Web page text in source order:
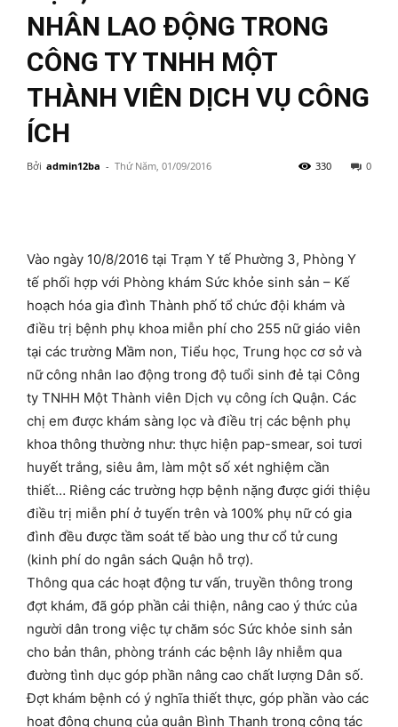
NHÂN LAO ĐỘNG TRONG
CÔNG TY TNHH MỘT
THÀNH VIÊN DỊCH VỤ CÔNG
ÍCH
Bởi admin12ba - Thứ Năm, 01/09/2016 0
330
Vào ngày 10/8/2016 tại Trạm Y tế Phường 3, Phòng Y
tế phối hợp với Phòng khám Sức khỏe sinh sản – Kế
hoạch hóa gia đình Thành phố tổ chức đội khám và
điều trị bệnh phụ khoa miễn phí cho 255 nữ giáo viên
tại các trường Mầm non, Tiểu học, Trung học cơ sở và
nữ công nhân lao động trong độ tuổi sinh đẻ tại Công
ty TNHH Một Thành viên Dịch vụ công ích Quận. Các
chị em được khám sàng lọc và điều trị các bệnh phụ
khoa thông thường như: thực hiện pap-smear, soi tươi
huyết trắng, siêu âm, làm một số xét nghiệm cần
thiết… Riêng các trường hợp bệnh nặng được giới thiệu
điều trị miễn phí ở tuyến trên và 100% phụ nữ có gia
đình đều được tầm soát tế bào ung thư cổ tử cung
(kinh phí do ngân sách Quận hỗ trợ).
Thông qua các hoạt động tư vấn, truyền thông trong
đợt khám, đã góp phần cải thiện, nâng cao ý thức của
người dân trong việc tự chăm sóc Sức khỏe sinh sản
cho bản thân, phòng tránh các bệnh lây nhiễm qua
đường tình dục góp phần nâng cao chất lượng Dân số.
Đợt khám bệnh có ý nghĩa thiết thực, góp phần vào các
hoạt động chung của quận Bình Thạnh trong công tác